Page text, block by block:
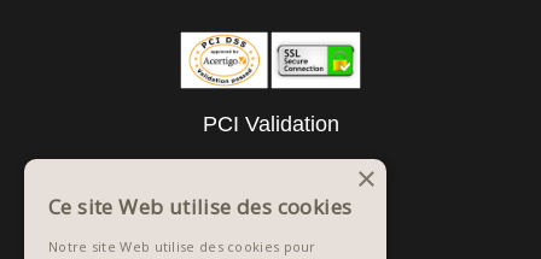
PCI Validation
×
Ce site Web utilise des cookies
Notre site Web utilise des cookies pour